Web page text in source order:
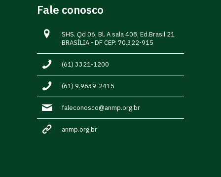
Fale conosco
SHS. Qd 06, Bl. A sala 408, Ed.Brasil 21
BRASÍLIA - DF CEP: 70.322-915
(61) 3321-1200
(61) 9.9639-2415
faleconosco@anmp.org.br
anmp.org.br